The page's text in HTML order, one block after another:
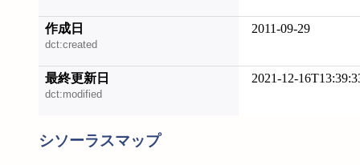
作成日
dct:created
2011-09-29
最終更新日
dct:modified
2021-12-
シソーラスマップ